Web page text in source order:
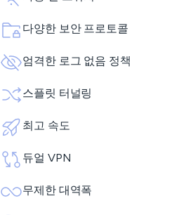
다양한 보안 프로토콜
엄격한 로그 없음 정책
스플릿 터널링
최고 속도
듀얼 VPN
무제한 대역폭